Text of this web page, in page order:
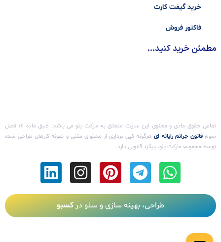
خرید گیفت کارت
فاکتور فروش
مطمئن خرید کنید...
تمامی حقوق مادی و معنوی این سایت متعلق به مارکت پلو می باشد. طـبق ماده ۱۲ فصل
سوم ‌قانون جرائم رایانه ایهرگونه کپی برداری از محتوای متنی و نمونه کارهای طراحی شده
توسط مجموعه مارکت پلو، پیگرد قانونی دارد.
طراحی، بهینه سازی و سئو در کسبو